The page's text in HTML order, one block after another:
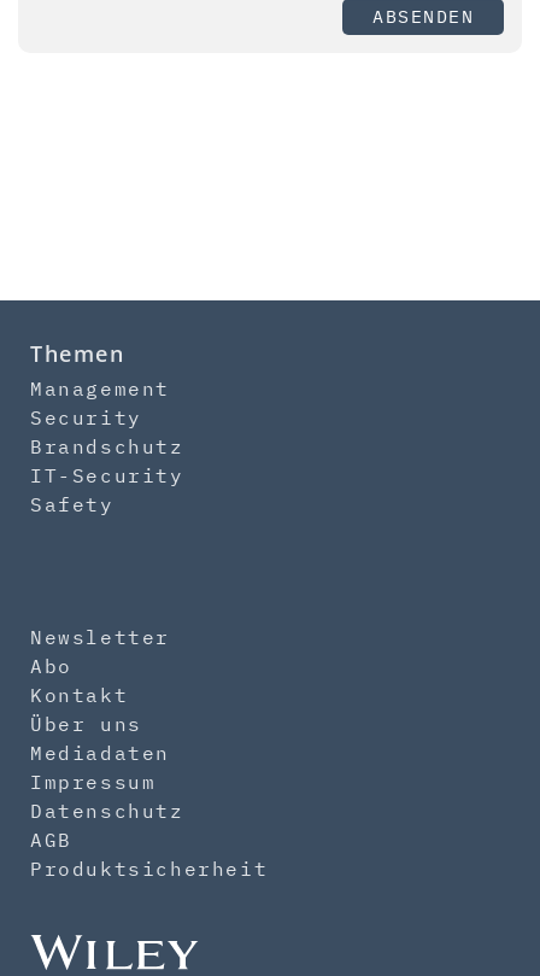
ABSENDEN
Themen
Management
Security
Brandschutz
IT-Security
Safety
Newsletter
Abo
Kontakt
Über uns
Mediadaten
Impressum
Datenschutz
AGB
Produktsicherheit